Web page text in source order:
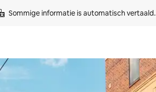
Sommige informatie is automatisch vertaald.